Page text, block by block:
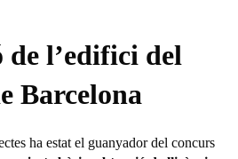
de l’edifici del
Barcelona
ha estat el guanyador del concurs